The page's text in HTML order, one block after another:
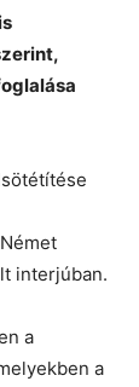
interjúban.
a
a